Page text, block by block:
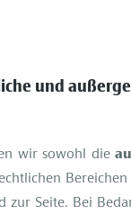
und
wir sowohl die
zur Seite. Bei